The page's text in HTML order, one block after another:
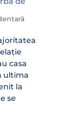
casa
ultima
la
se